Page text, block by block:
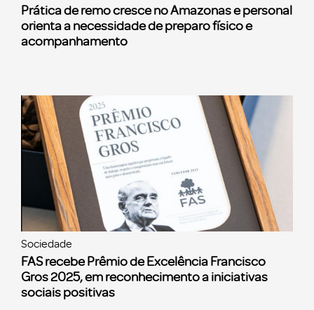
Prática de remo cresce no Amazonas e personal
orienta a necessidade de preparo físico e
acompanhamento
Sociedade
FAS recebe Prêmio de Excelência Francisco
Gros 2025, em reconhecimento a iniciativas
sociais positivas